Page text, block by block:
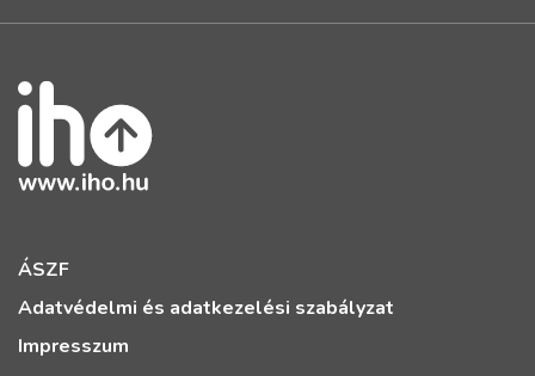
ÁSZF
Adatvédelmi és adatkezelési szabályzat
Impresszum